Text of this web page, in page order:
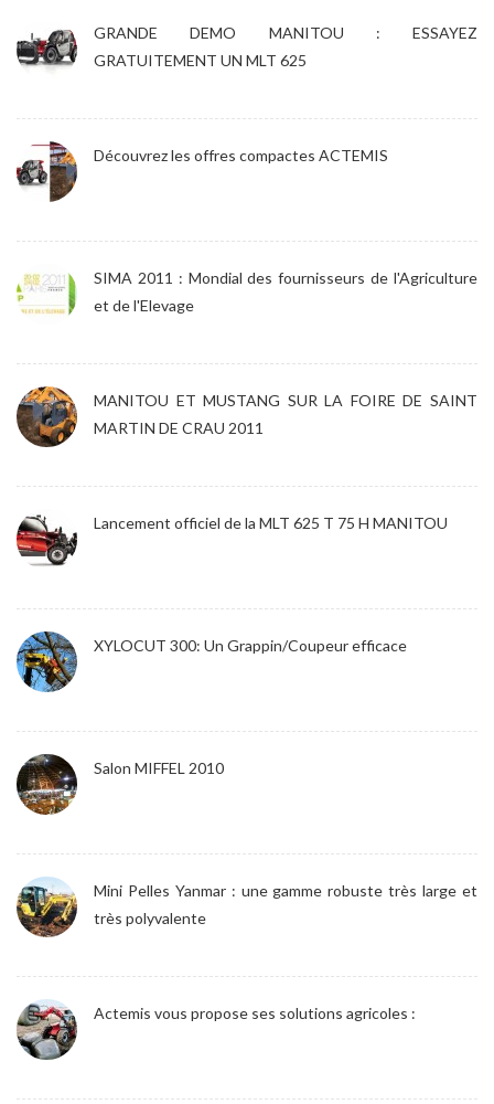
GRANDE DEMO MANITOU : ESSAYEZ
GRATUITEMENT UN MLT 625
Découvrez les offres compactes ACTEMIS
SIMA 2011 : Mondial des fournisseurs de l'Agriculture
et de l'Elevage
MANITOU ET MUSTANG SUR LA FOIRE DE SAINT
MARTIN DE CRAU 2011
Lancement officiel de la MLT 625 T 75 H MANITOU
XYLOCUT 300: Un Grappin/Coupeur efficace
Salon MIFFEL 2010
Mini Pelles Yanmar : une gamme robuste très large et
très polyvalente
Actemis vous propose ses solutions agricoles :